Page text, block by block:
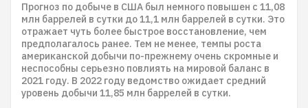
Прогноз по добыче в США был немного повышен с 11,08
млн баррелей в сутки до 11,1 млн баррелей в сутки. Это
отражает чуть более быстрое восстановление, чем
предполагалось ранее. Тем не менее, темпы роста
американской добычи по-прежнему очень скромные и
неспособны серьезно повлиять на мировой баланс в
2021 году. В 2022 году ведомство ожидает средний
уровень добычи 11,85 млн баррелей в сутки.